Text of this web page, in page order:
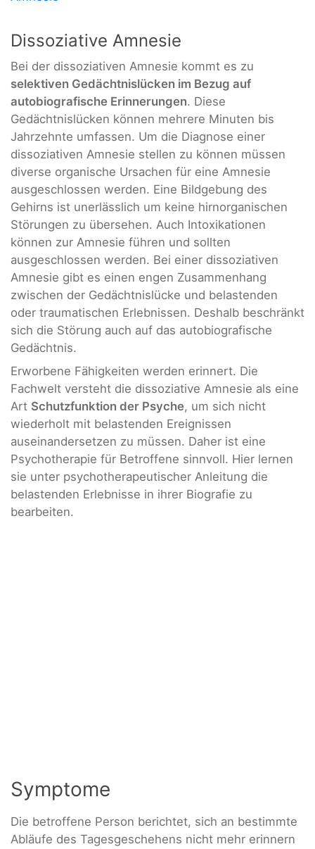
Dissoziative Amnesie
Bei der dissoziativen Amnesie kommt es zu
selektiven Gedächtnislücken im Bezug auf
autobiografische Erinnerungen. Diese
Gedächtnislücken können mehrere Minuten bis
Jahrzehnte umfassen. Um die Diagnose einer
dissoziativen Amnesie stellen zu können müssen
diverse organische Ursachen für eine Amnesie
ausgeschlossen werden. Eine Bildgebung des
Gehirns ist unerlässlich um keine hirnorganischen
Störungen zu übersehen. Auch Intoxikationen
können zur Amnesie führen und sollten
ausgeschlossen werden. Bei einer dissoziativen
Amnesie gibt es einen engen Zusammenhang
zwischen der Gedächtnislücke und belastenden
oder traumatischen Erlebnissen. Deshalb beschränkt
sich die Störung auch auf das autobiografische
Gedächtnis.
Erworbene Fähigkeiten werden erinnert. Die
Fachwelt versteht die dissoziative Amnesie als eine
Art Schutzfunktion der Psyche, um sich nicht
wiederholt mit belastenden Ereignissen
auseinandersetzen zu müssen. Daher ist eine
Psychotherapie für Betroffene sinnvoll. Hier lernen
sie unter psychotherapeutischer Anleitung die
belastenden Erlebnisse in ihrer Biografie zu
bearbeiten.
Symptome
Die betroffene Person berichtet, sich an bestimmte
Abläufe des Tagesgeschehens nicht mehr erinnern